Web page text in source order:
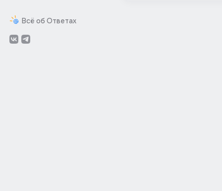
Всё об Ответах